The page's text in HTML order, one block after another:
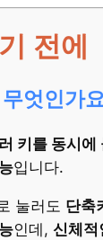
전에
엇인가
키를 동시에
입니다.
눌러도 단축
인데, 신체적